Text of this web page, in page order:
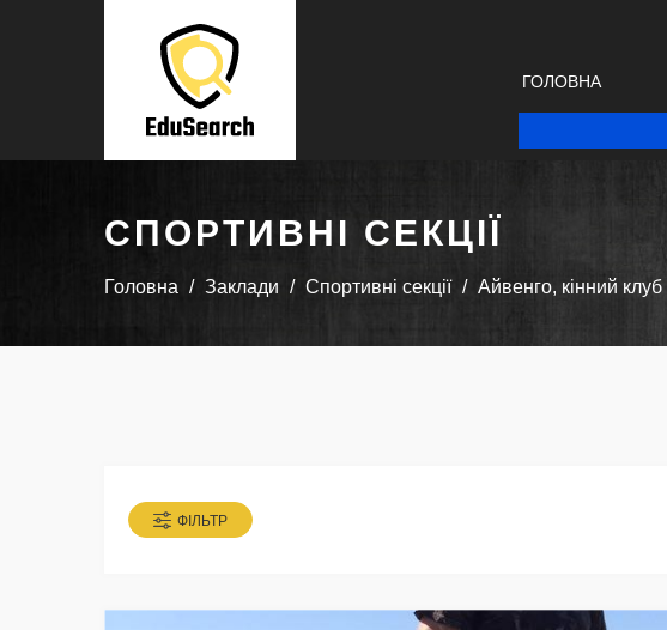
ГОЛОВНА
СПОРТИВНІ СЕКЦІЇ
Головна Заклади Спортивні секції Айвенго, кінний клуб
ФІЛЬТР